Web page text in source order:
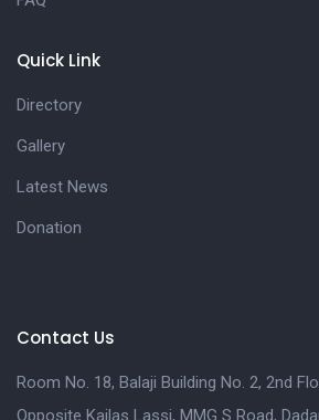
Quick Link
Directory
Gallery
Latest News
Donation
Contact Us
Room No. 18, Balaji Building No. 2, 2nd
Opposite Kailas Lassi, MMG S Road,